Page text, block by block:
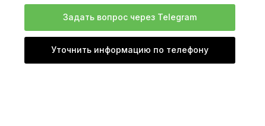
Задать вопрос через Telegram
Уточнить информацию по телефону